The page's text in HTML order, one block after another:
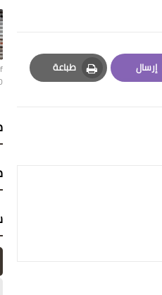
إرسال
Email
طباعة
Print